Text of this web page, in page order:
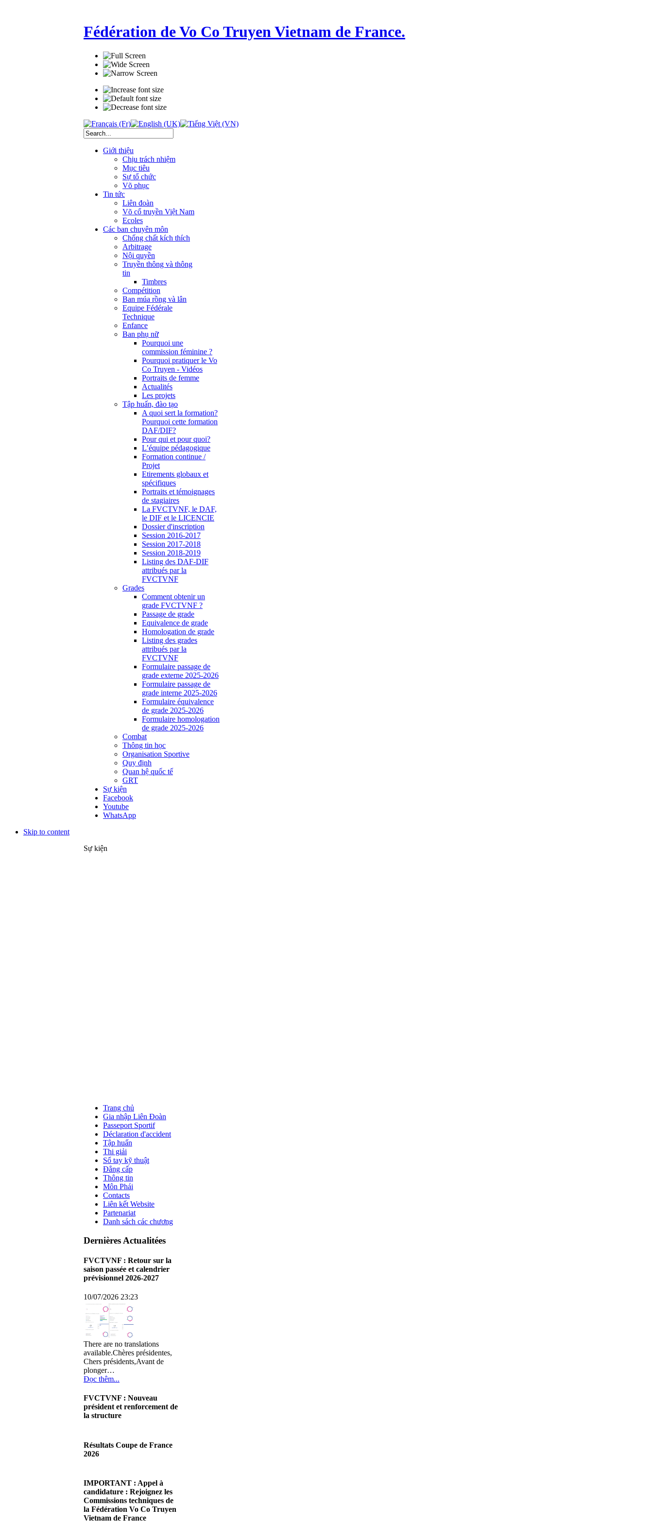
Fédération de Vo Co Truyen Vietnam de France.
Giới thiệu
Chịu trách nhiệm
Mục tiêu
Sự tổ chức
Võ phục
Tin tức
Liên đoàn
Võ cổ truyền Việt Nam
Ecoles
Các ban chuyên môn
Chống chất kích thích
Arbitrage
Nội quyền
Truyền thông và thông
tin
Timbres
Compétition
Ban múa rồng và lân
Equipe Fédérale
Technique
Enfance
Ban phụ nữ
Pourquoi une
commission féminine ?
Pourquoi pratiquer le Vo
Co Truyen - Vidéos
Portraits de femme
Actualités
Les projets
Tập huấn, đào tạo
A quoi sert la formation?
Pourquoi cette formation
DAF/DIF?
Pour qui et pour quoi?
L’équipe pédagogique
Formation continue /
Projet
Etirements globaux et
spécifiques
Portraits et témoignages
de stagiaires
La FVCTVNF, le DAF,
le DIF et le LICENCIE
Dossier d'inscription
Session 2016-2017
Session 2017-2018
Session 2018-2019
Listing des DAF-DIF
attribués par la
FVCTVNF
Grades
Comment obtenir un
grade FVCTVNF ?
Passage de grade
Equivalence de grade
Homologation de grade
Listing des grades
attribués par la
FVCTVNF
Formulaire passage de
grade externe 2025-2026
Formulaire passage de
grade interne 2025-2026
Formulaire équivalence
de grade 2025-2026
Formulaire homologation
de grade 2025-2026
Combat
Thông tin học
Organisation Sportive
Quy định
Quan hệ quốc tế
GRT
Sự kiện
Facebook
Youtube
WhatsApp
Skip to content
Sự kiện
Trang chủ
Gia nhập Liên Đoàn
Passeport Sportif
Déclaration d'accident
Tập huấn
Thi giải
Sổ tay kỹ thuật
Đẳng cấp
Thông tin
Môn Phái
Contacts
Liên kết Website
Partenariat
Danh sách các chương
Dernières Actualitées
FVCTVNF : Retour sur la
saison passée et calendrier
prévisionnel 2026-2027
10/07/2026 23:23
There are no translations
available.Chères présidentes,
Chers présidents,Avant de
plonger…
Đọc thêm...
FVCTVNF : Nouveau
président et renforcement de
la structure
There are no translations
available.Chères Présidentes,
Đọc thêm...
Résultats Coupe de France
2026
There are no translations
available.Cliquez sur ce lien
pour accéder aux résultats
Đọc thêm...
IMPORTANT : Appel à
candidature : Rejoignez les
Commissions techniques de
la Fédération Vo Co Truyen
Vietnam de France